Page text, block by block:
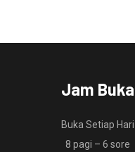
Jam Buka
Buka Setiap Hari
8 pagi – 6 sore